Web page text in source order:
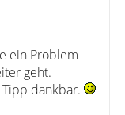
ein Problem
geht.
dankbar.